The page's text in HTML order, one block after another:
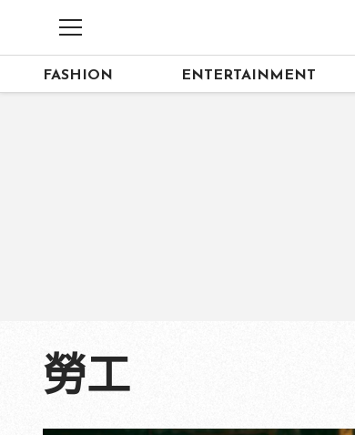
FASHION ENTERTAINMENT
勞工